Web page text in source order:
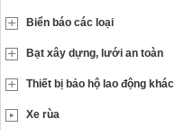
Biển báo các loại
Bạt xây dựng, lưới an toàn
Thiết bị bảo hộ lao động khác
Xe rùa